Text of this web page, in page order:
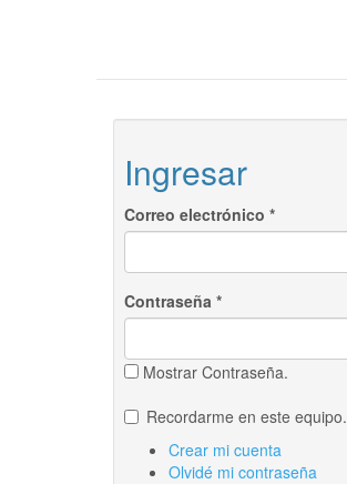
Ingresar
Correo electrónico *
Contraseña *
Mostrar Contraseña.
Recordarme en este equipo.
Crear mi cuenta
Olvidé mi contraseña